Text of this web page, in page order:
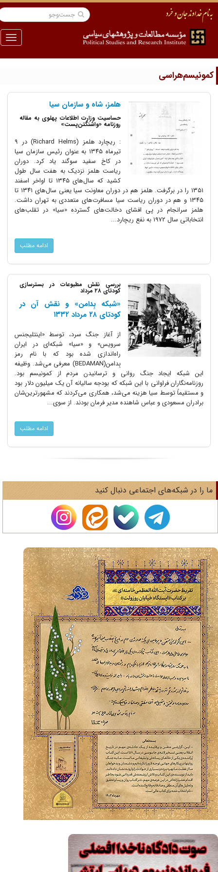
منو
هلمز، شاه و سازمان سیا
حساسیت وزارت اطلاعات پهلوی به مقاله‌
روزنامه «واشنگتن‌پست»
: ریچارد هلمز (Richard Helms) در ۹
تیرماه ۱۳۴۵ به عنوان رئیس سازمان سیا
در کاخ سفید سوگند یاد کرد. دوران
ریاست هلمز نزدیک به هفت سال طول
کشید که سال‌های ۱۳۴۵ تا اواخر اسفند
۱۳۵۱ را در برگرفت. هلمز هم در دوران معاونت سیا یعنی سال‌های ۱۳۴۱ تا
۱۳۴۵ و هم در دوران ریاست سیا مسافرت‌های متعددی به تهران داشت.
هلمز سرانجام در پی افشای دخالت‌های گسترده «سیا» در تقلب‌های
انتخاباتی سال ۱۹۷۲ به نفع ریچارد...
ادامه مطلب
بررسی نقش مطبوعات در بسترسازی
کودتای ۲۸ مرداد
«شبکه بِدامن» و نقش آن در
کودتای ۲۸ مرداد ۱۳۳۲
از آغاز جنگ سرد، توسط «اینتلیجنس
سرویس» و «سیا» شبکه‌ای در ایران
راه‌اندازی شده بود که با نام رمز
بِدامن(BEDAMAN) معرفی می‌شد. وظیفه
این شبکه ایجاد جنگ روانی و ترسانیدن مردم از کمونیسم بود.
روزنامه‌نگاران فراوانی با این شبکه که بودجه سالیانه آن یک میلیون دلار بود
و مستقیماً توسط سیا هزینه می‌شد، همکاری می‌کردند که مشهورترین‌شان
برادران مسعودی و عباس شاهنده مدیر فرمان بودند. از سوی...
ادامه مطلب
را در شبکه‌های اجتماعی دنبال کنید